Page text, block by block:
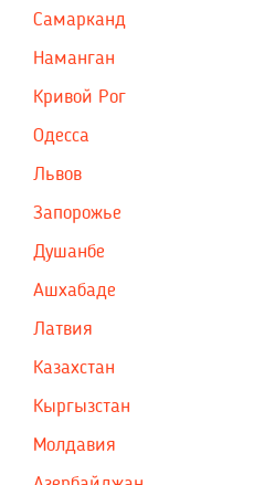
Самарканд
Наманган
Кривой Рог
Одесса
Львов
Запорожье
Душанбе
Ашхабаде
Латвия
Казахстан
Кыргызстан
Молдавия